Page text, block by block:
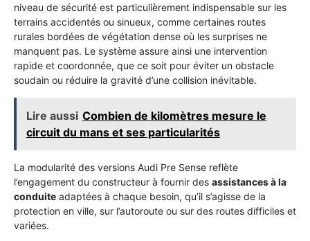
niveau de sécurité est particulièrement indispensable sur les
terrains accidentés ou sinueux, comme certaines routes
rurales bordées de végétation dense où les surprises ne
manquent pas. Le système assure ainsi une intervention
rapide et coordonnée, que ce soit pour éviter un obstacle
soudain ou réduire la gravité d’une collision inévitable.
Lire aussi Combien de kilomètres mesure le
circuit du mans et ses particularités
La modularité des versions Audi Pre Sense reflète
l’engagement du constructeur à fournir des assistances à la
conduite adaptées à chaque besoin, qu’il s’agisse de la
protection en ville, sur l’autoroute ou sur des routes difficiles et
variées.